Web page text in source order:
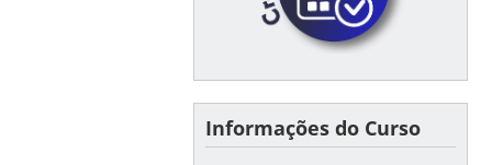
Informações do Curso